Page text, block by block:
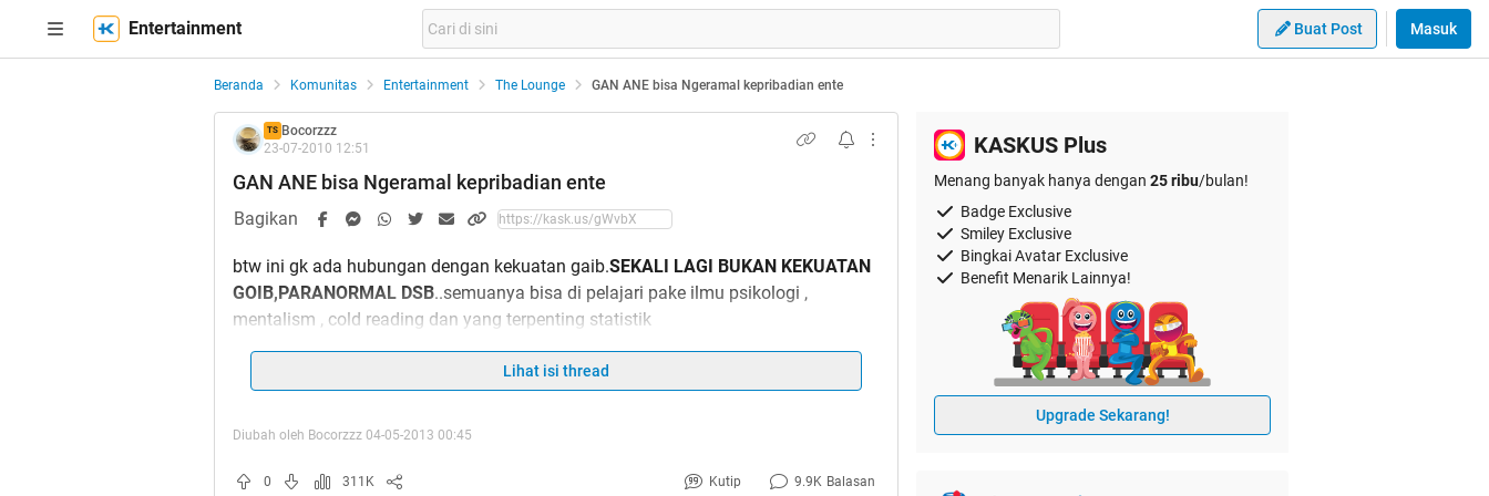
Entertainment Buat Post Masuk
Beranda Komunitas Entertainment The Lounge GAN ANE bisa Ngeramal kepribadian ente
TS Bocorzzz
23-07-2010 12:51
GAN ANE bisa Ngeramal kepribadian ente
Bagikan
btw ini gk ada hubungan dengan kekuatan gaib.SEKALI LAGI BUKAN KEKUATAN
GOIB,PARANORMAL DSB..semuanya bisa di pelajari pake ilmu psikologi ,
mentalism , cold reading dan yang terpenting statistik
gak 100 % akurat si tapi seiring berjalanya waktu kalo agan sering mencoba pasti
tehnik ato liat2 aja),kalo misalkan Masih banyak peminatnya Nanti ane Update
Lihat isi thread
Diubah oleh Bocorzzz 04-05-2013 00:45
0 311K Kutip 9.9K Balasan
KASKUS Plus
Menang banyak hanya dengan 25 ribu/bulan!
Badge Exclusive
Smiley Exclusive
Bingkai Avatar Exclusive
Benefit Menarik Lainnya!
Upgrade Sekarang!